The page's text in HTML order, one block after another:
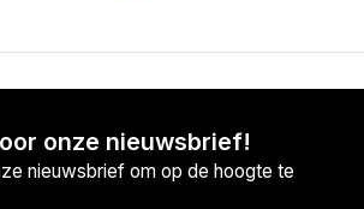
onze nieuwsbrief!
nieuwsbrief om op de hoogte te